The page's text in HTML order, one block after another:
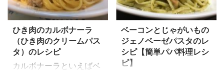
すべてを自作してやろう
と、いろいろ調べ、 オリ
ーブを自分で収穫したこ
とのある私が オリーブオ
イルの体に良い効果 オリ
ーブオイル選びの注意点
れるものとしてはそうめ
んや冷たいうどんです
ね。 「もう、そうめん
食べ飽きた！」 なんて時
には、同じ冷たい麺の冷
製トマトパスタいかがで
ひき肉のカルボナーラ
（ひき肉のクリームパス
タ）のレシピ
カルボナーラといえばベ
ベーコンとじゃがいもの
ジェノベーゼパスタのレ
シピ【簡単パパ料理レシ
ピ】